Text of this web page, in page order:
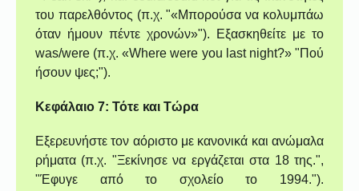
του παρελθόντος (π.χ. "«Μπορούσα να κολυμπάω
όταν ήμουν πέντε χρονών»"). Εξασκηθείτε με το
was/were (π.χ. «Where were you last night?» "Πού
ήσουν ψες;").
Κεφάλαιο 7: Τότε και Τώρα
Εξερευνήστε τον αόριστο με κανονικά και ανώμαλα
ρήματα (π.χ. "Ξεκίνησε να εργάζεται στα 18 της.",
"Έφυγε από το σχολείο το 1994.").